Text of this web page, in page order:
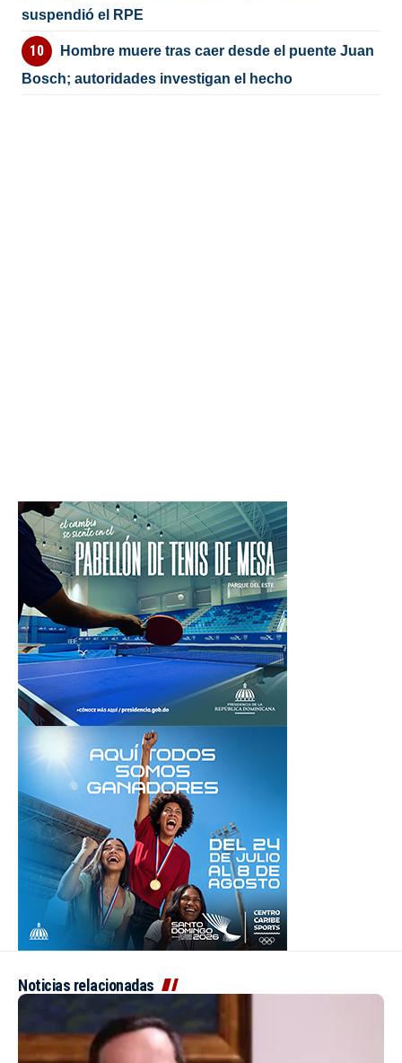
suspendió el RPE
Hombre muere tras caer desde el puente Juan
Bosch; autoridades investigan el hecho
Noticias relacionadas